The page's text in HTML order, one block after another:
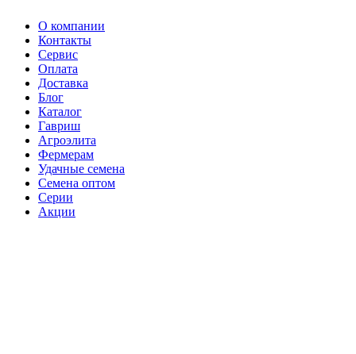
О компании
Контакты
Сервис
Оплата
Доставка
Блог
Каталог
Гавриш
Агроэлита
Фермерам
Удачные семена
Семена оптом
Серии
Акции